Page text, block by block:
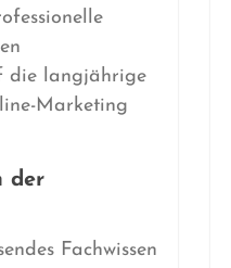
die langjährige
Marketing
der
Fachwissen